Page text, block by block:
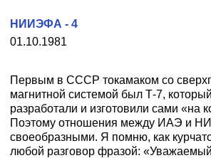
01.10.1981
НИИЭФА - 4
Первым в СССР токамаком со
магнитной системой был Т-7,
разработали и изготовили сами «на
Поэтому отношения между ИАЭ и
своеобразными. Я помню, как
любой разговор фразой: